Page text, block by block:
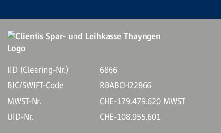
IID (Clearing-Nr.)
6866
BIC/SWIFT-Code
RBABCH22866
MWST-Nr.
CHE-179.479.620 MWST
UID-Nr.
CHE-108.955.601